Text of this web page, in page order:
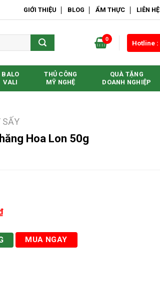
GIỚI THIỆU BLOG ẨM THỰC LIÊN HỆ
0 Hotline :
BALO
VALI
THỦ CÔNG
MỸ NGHỆ
QUÀ TẶNG
DOANH NGHIỆP
SẤY
Hoa Lon 50g
Lon 50g số lượng
MUA NGAY